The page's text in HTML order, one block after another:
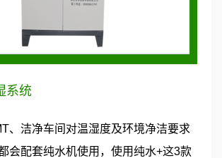
系统
、洁净车间对温湿度及环境净洁要求
会配套纯水机使用，使用纯水+这3款